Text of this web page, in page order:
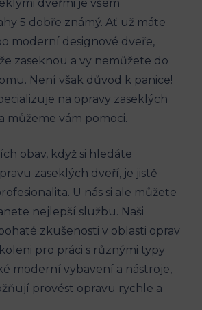
dveřmi je všem
5 dobře známý. Ať už máte
moderní designové dveře,
zaseknou a vy nemůžete do
Není však důvod k panice!
na opravy zaseklých
můžeme vám pomoci.
obav, když si hledáte
zaseklých dveří, je jistě
U nás si ale můžete
nejlepší službu. Naši
zkušenosti v oblasti oprav
pro práci s různými typy
moderní vybavení a nástroje,
provést opravu rychle a